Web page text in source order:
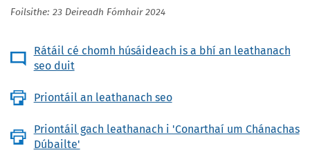
Foilsithe: 23 Deireadh Fómhair 2024
Rátáil cé chomh húsáideach is a bhí an leathanach
seo duit
Priontáil an leathanach seo
Priontáil gach leathanach i 'Conarthaí um Chánachas
Dúbailte'